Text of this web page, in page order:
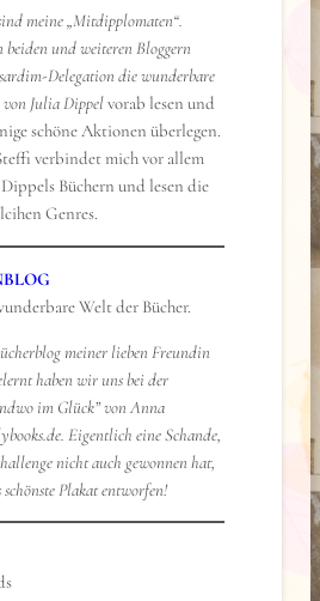
meine „Mitdipplomaten“.
beiden und weiteren Bloggern
Delegation die wunderbare
Julia Dippelvorab lesen und
schöne Aktionen überlegen.
verbindet mich vor allem
Büchern und lesen die
Genres.
Welt der Bücher.
meiner lieben Freundin
haben wir uns bei der
im Glück” von Anna
Eigentlich eine Schande,
nicht auch gewonnen hat,
Plakat entworfen!